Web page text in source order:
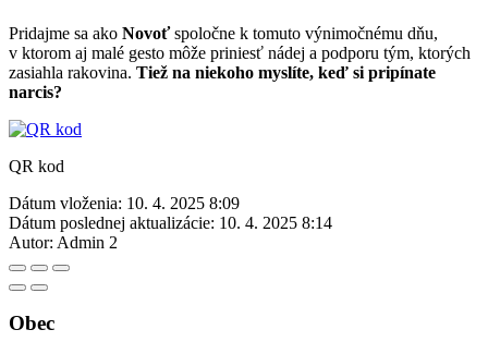
Pridajme sa ako Novoťspoločne k tomuto výnimočnému dňu,
v ktorom aj malé gesto môže priniesť nádej a podporu tým, ktorých
zasiahla rakovina. Tiež na niekoho myslíte, keď si pripínate
narcis?
QR kod
Dátum vloženia: 10. 4. 2025 8:09
Dátum poslednej aktualizácie: 10. 4. 2025 8:14
Autor: Admin 2
Obec